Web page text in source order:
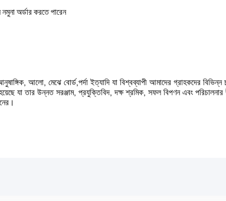
অর্ডার করতে পারেন
আলো, মেঝে বোর্ড,পর্দা ইত্যাদি যা বিশ্বব্যাপী আমাদের গ্রাহকদের
যা তার উন্নত সরঞ্জাম, প্রযুক্তিবিদ, দক্ষ শ্রমিক, সফল বিপণন এবং পরিচালনার